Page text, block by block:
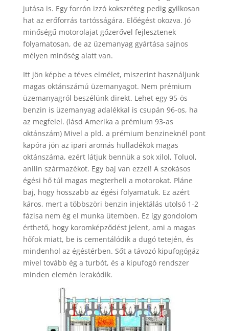
jutása is. Egy forrón izzó kokszréteg pedig gyilkosan
hat az erőforrás tartósságára. Előégést okozva. Jó
minőségű motorolajat gőzerővel fejlesztenek
folyamatosan, de az üzemanyag gyártása sajnos
mélyen minőség alatt van.
Itt jön képbe a téves elmélet, miszerint használjunk
magas oktánszámú üzemanyagot. Nem prémium
üzemanyagról beszélünk direkt. Lehet egy 95-ös
benzin is üzemanyag adalékkal is csupán 96-os, ha
az megfelel. (lásd Amerika a prémium 93-as
oktánszám) Mivel a pld. a prémium benzineknél pont
kapóra jön az ipari aromás hulladékok magas
oktánszáma, ezért látjuk bennük a sok xilol, Toluol,
anilin származékot. Egy baj van ezzel! A szokásos
égési hő túl magas megterheli a motorokat. Pláne
baj, hogy hosszabb az égési folyamatuk. Ez azért
káros, mert a többszöri benzin injektálás utolsó 1-2
fázisa nem ég el munka ütemben. Ez így gondolom
érthető, hogy koromképződést jelent, ami a magas
hőfok miatt, be is cementálódik a dugó tetején, és
mindenhol az égéstérben. Sőt a távozó kipufogógáz
mivel tovább ég a turbót, és a kipufogó rendszer
minden elemén lerakódik.